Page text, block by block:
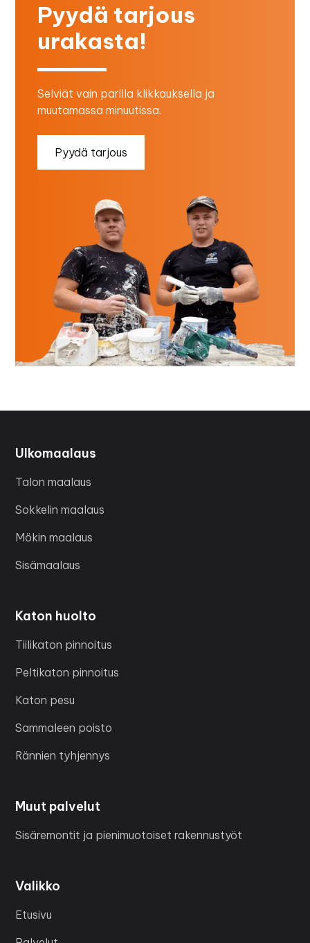
Pyydä tarjous
urakasta!
Selviät vain parilla klikkauksella ja
muutamassa minuutissa.
Pyydä tarjous
Ulkomaalaus
Talon maalaus
Sokkelin maalaus
Mökin maalaus
Sisämaalaus
Katon huolto
Tiilikaton pinnoitus
Peltikaton pinnoitus
Katon pesu
Sammaleen poisto
Rännien tyhjennys
Muut palvelut
Sisäremontit ja pienimuotoiset rakennustyöt
Valikko
Etusivu